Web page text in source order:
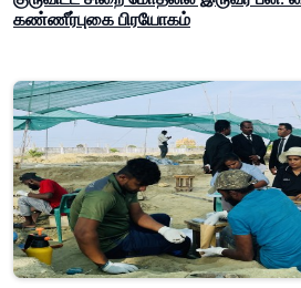
கண்ணீர்புகை பிரயோகம்